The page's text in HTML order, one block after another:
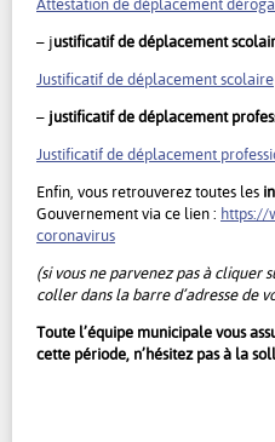
– justificatif de déplacement
Justificatif de déplacement scolaire
– justificatif de déplacement
Justificatif de déplacement
Enfin, vous retrouverez toutes les
Gouvernement via ce lien : https://
coronavirus
(si vous ne parvenez pas à cliquer
coller dans la barre d’adresse de
Toute l’équipe municipale vous
cette période, n’hésitez pas à la